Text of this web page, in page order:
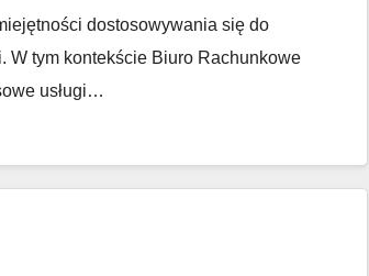
dostosowywania się do
W tym kontekście Biuro Rachunkowe
usługi…